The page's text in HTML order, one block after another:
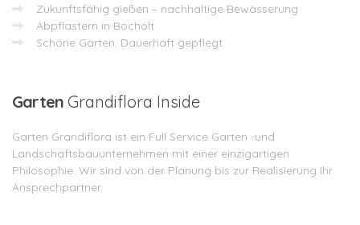
Zukunftsfähig gießen – nachhaltige Bewässerung
Abpflastern in Bocholt:
Schöne Gärten. Dauerhaft gepflegt.
Garten Grandiflora Inside
Garten Grandiflora ist ein Full Service Garten -und
Landschaftsbauunternehmen mit einer einzigartigen
Philosophie. Wir sind von der Planung bis zur Realisierung Ihr
Ansprechpartner.